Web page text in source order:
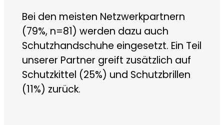
Bei den meisten Netzwerkpartnern
(79%, n=81) werden dazu auch
Schutzhandschuhe eingesetzt. Ein Teil
unserer Partner greift zusätzlich auf
Schutzkittel (25%) und Schutzbrillen
(11%) zurück.